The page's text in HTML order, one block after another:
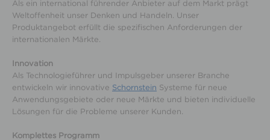
Als ein international führender Anbieter auf dem Markt prägt
Weltoffenheit unser Denken und Handeln. Unser
Produktangebot erfüllt die spezifischen Anforderungen der
internationalen Märkte.
Innovation
Als Technologieführer und Impulsgeber unserer Branche
entwickeln wir innovative Schornstein Systeme für neue
Anwendungsgebiete oder neue Märkte und bieten individuelle
Lösungen für die Probleme unserer Kunden.
Komplettes Programm